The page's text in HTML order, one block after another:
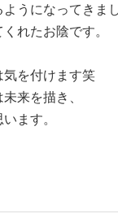
うになってきまし
れたお陰です。
気を付けます笑
来を描き、
ます。